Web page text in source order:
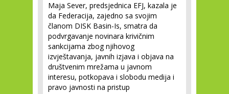
Maja Sever, predsjednica EFJ, kazala je
da Federacija, zajedno sa svojim
članom DISK Basin-Is, smatra da
podvrgavanje novinara krivičnim
sankcijama zbog njihovog
izvještavanja, javnih izjava i objava na
društvenim mrežama u javnom
interesu, potkopava i slobodu medija i
pravo javnosti na pristup